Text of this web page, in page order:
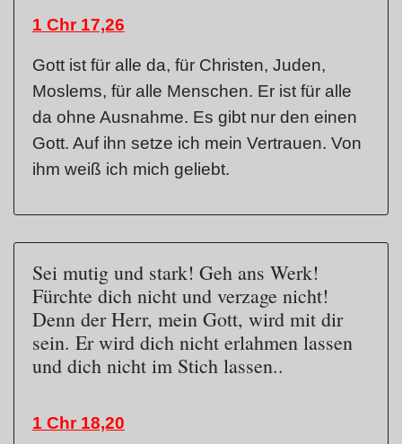
1 Chr 17,26
Gott ist für alle da, für Christen, Juden,
Moslems, für alle Menschen. Er ist für alle
da ohne Ausnahme. Es gibt nur den einen
Gott. Auf ihn setze ich mein Vertrauen. Von
ihm weiß ich mich geliebt.
Sei mutig und stark! Geh ans Werk!
Fürchte dich nicht und verzage nicht!
Denn der Herr, mein Gott, wird mit dir
sein. Er wird dich nicht erlahmen lassen
und dich nicht im Stich lassen..
1 Chr 18,20